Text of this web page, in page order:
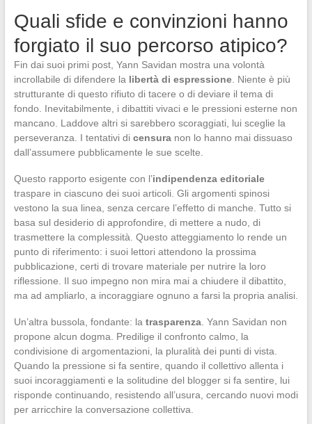
Quali sfide e convinzioni hanno
forgiato il suo percorso atipico?
Fin dai suoi primi post, Yann Savidan mostra una volontà
incrollabile di difendere la libertà di espressione. Niente è più
strutturante di questo rifiuto di tacere o di deviare il tema di
fondo. Inevitabilmente, i dibattiti vivaci e le pressioni esterne non
mancano. Laddove altri si sarebbero scoraggiati, lui sceglie la
perseveranza. I tentativi di censuranon lo hanno mai dissuaso
dall’assumere pubblicamente le sue scelte.
Questo rapporto esigente con l’indipendenza editoriale
traspare in ciascuno dei suoi articoli. Gli argomenti spinosi
vestono la sua linea, senza cercare l’effetto di manche. Tutto si
basa sul desiderio di approfondire, di mettere a nudo, di
trasmettere la complessità. Questo atteggiamento lo rende un
punto di riferimento: i suoi lettori attendono la prossima
pubblicazione, certi di trovare materiale per nutrire la loro
riflessione. Il suo impegno non mira mai a chiudere il dibattito,
ma ad ampliarlo, a incoraggiare ognuno a farsi la propria analisi.
Un’altra bussola, fondante: la trasparenza. Yann Savidan non
propone alcun dogma. Predilige il confronto calmo, la
condivisione di argomentazioni, la pluralità dei punti di vista.
Quando la pressione si fa sentire, quando il collettivo allenta i
suoi incoraggiamenti e la solitudine del blogger si fa sentire, lui
risponde continuando, resistendo all’usura, cercando nuovi modi
per arricchire la conversazione collettiva.